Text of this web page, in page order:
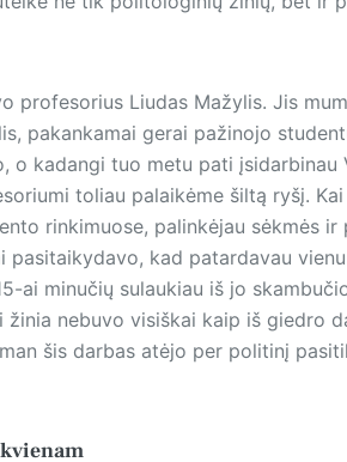
profesorius Liudas Mažylis. Jis
pakankamai gerai pažinojo
kadangi tuo metu pati įsidarbinau
toliau palaikėme šiltą ryšį.
rinkimuose, palinkėjau sėkmės ir
kad patardavau
ai minučių sulaukiau iš jo
žinia nebuvo visiškai kaip iš giedro
šis darbas atėjo per politinį